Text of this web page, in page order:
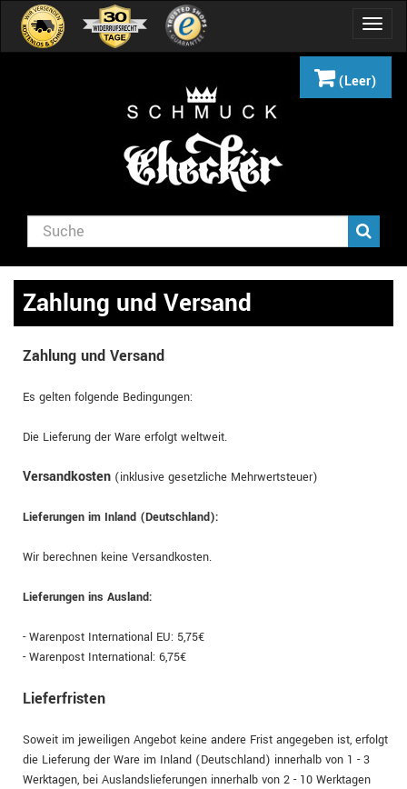
(Leer)
Zahlung und Versand
Zahlung und Versand
Es gelten folgende Bedingungen:
Die Lieferung der Ware erfolgt weltweit.
Versandkosten (inklusive gesetzliche Mehrwertsteuer)
Lieferungen im Inland (Deutschland):
Wir berechnen keine Versandkosten.
Lieferungen ins Ausland:
- Warenpost International EU: 5,75€
- Warenpost International: 6,75€
Lieferfristen
Soweit im jeweiligen Angebot keine andere Frist angegeben ist, erfolgt
die Lieferung der Ware im Inland (Deutschland) innerhalb von 1 - 3
Werktagen, bei Auslandslieferungen innerhalb von 2 - 10 Werktagen